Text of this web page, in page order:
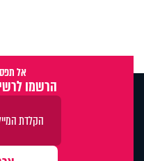
אל
הרשמו